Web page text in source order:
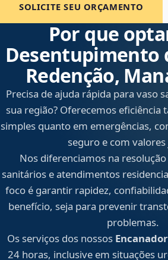
SOLICITE SEU ORÇAMENTO
Por que
Desentupimento
Redenção,
Precisa de ajuda rápida para vaso
sua região? Oferecemos eficiência
simples quanto em emergências,
seguro e com
Nos diferenciamos na
sanitários e atendimentos
foco é garantir rapidez,
benefício, seja para prevenir
problemas.
Os serviços dos nossos
24 horas, inclusive em situações